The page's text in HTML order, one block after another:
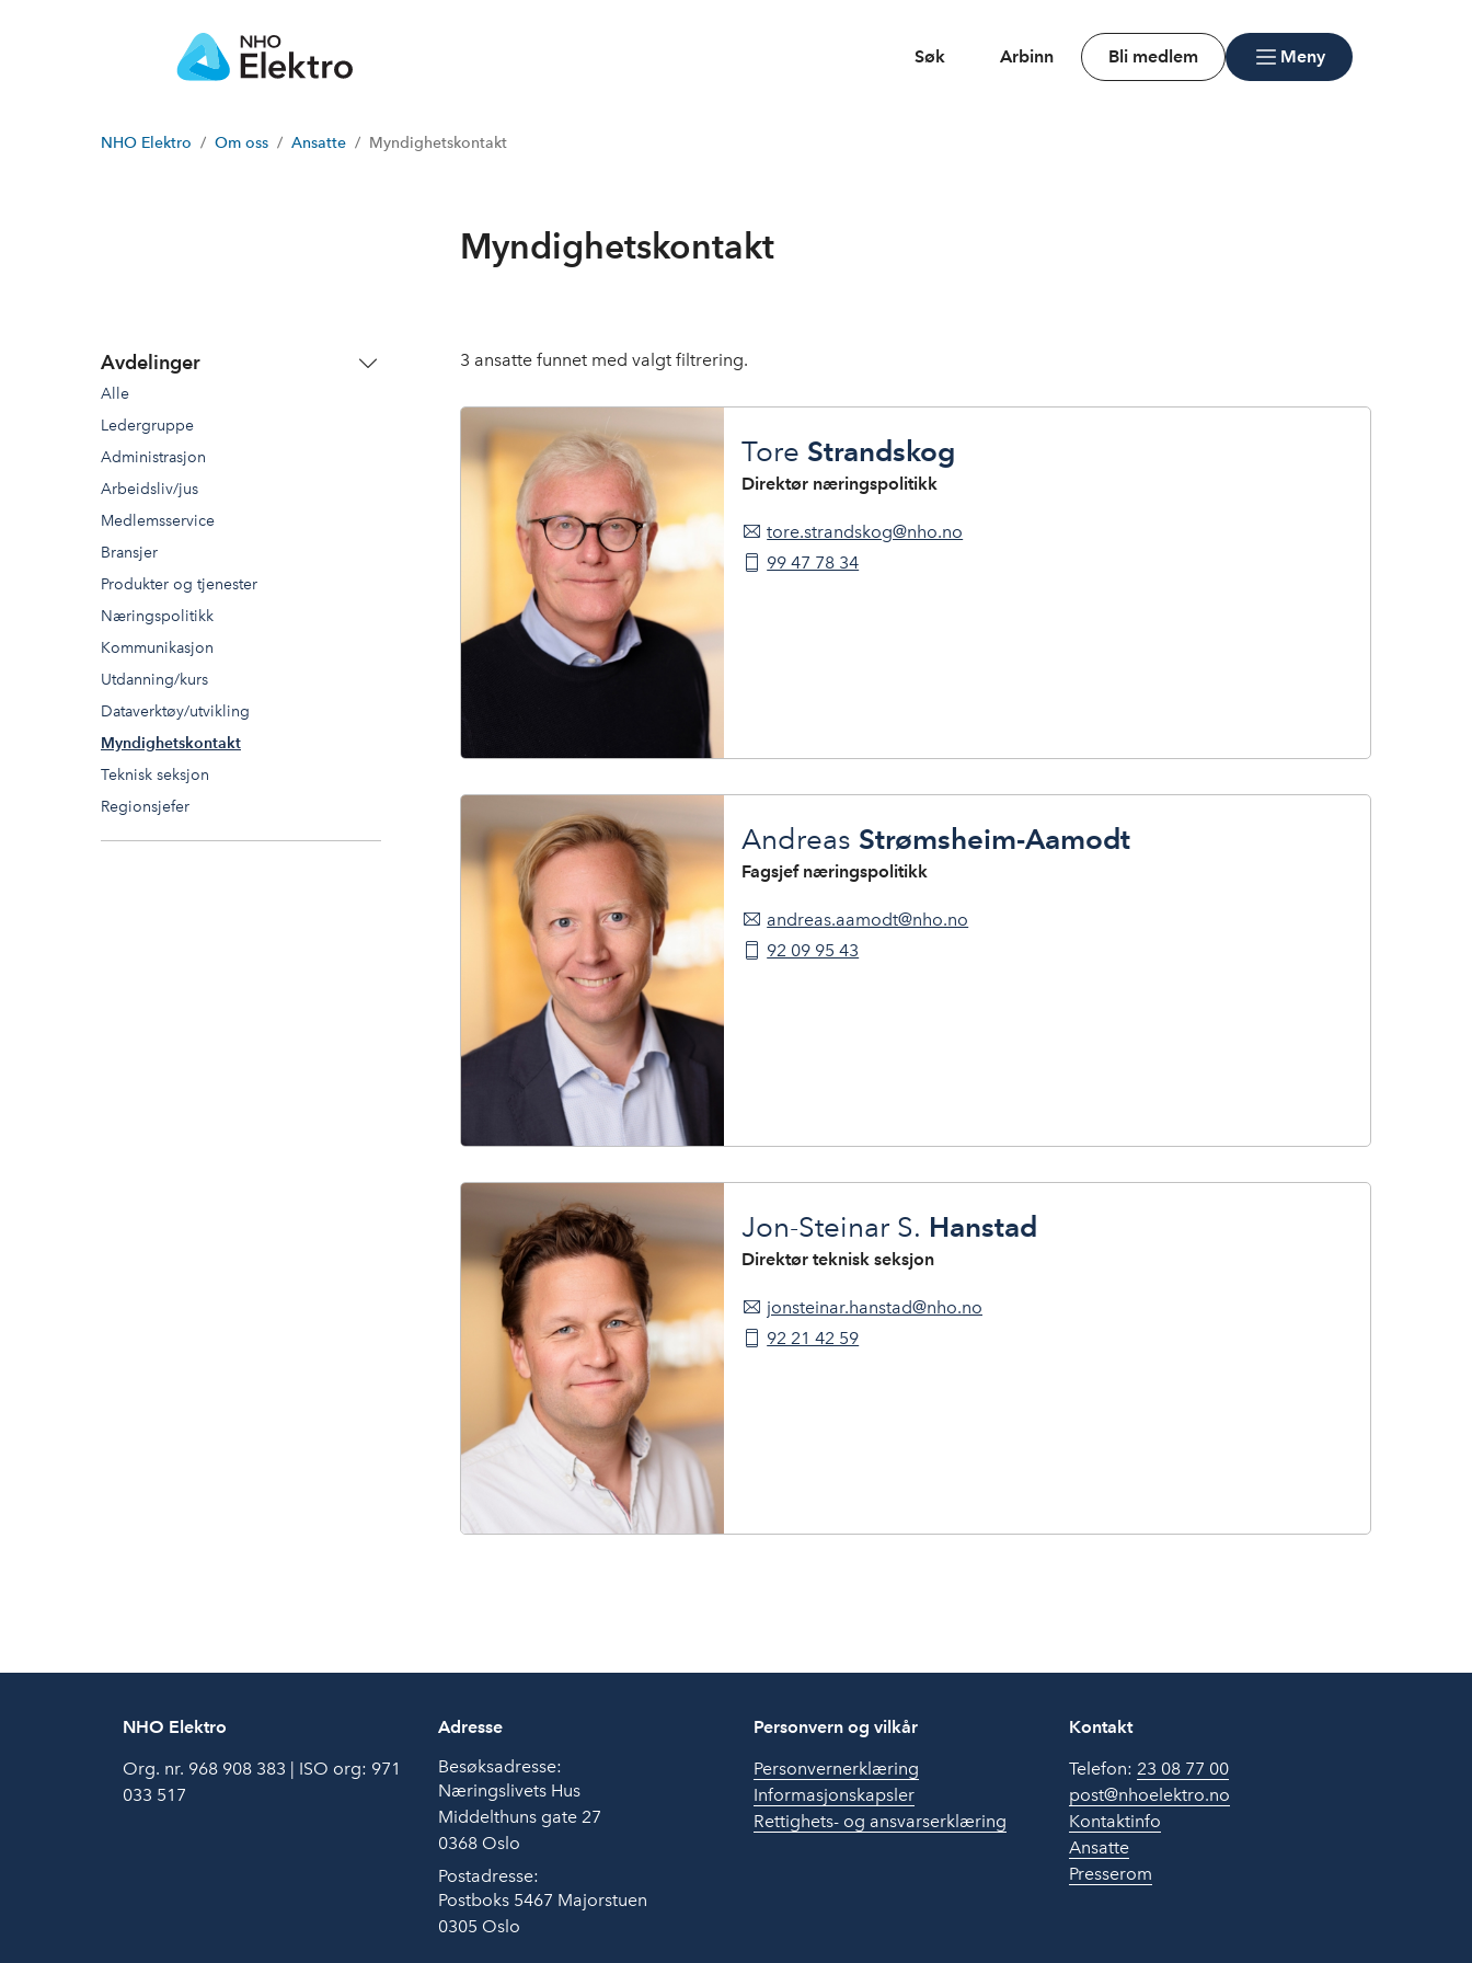
Søk Arbinn Bli medlem Meny
NHO Elektro Om oss Ansatte Myndighetskontakt
Myndighetskontakt
Avdelinger
Alle
Ledergruppe
Administrasjon
Arbeidsliv/jus
Medlemsservice
Bransjer
Produkter og tjenester
Næringspolitikk
Kommunikasjon
Utdanning/kurs
Dataverktøy/utvikling
Myndighetskontakt
Teknisk seksjon
Regionsjefer
3 ansatte funnet med valgt filtrering.
Tore Strandskog
Direktør næringspolitikk
tore.strandskog@nho.no
99 47 78 34
Andreas Strømsheim-Aamodt
Fagsjef næringspolitikk
andreas.aamodt@nho.no
92 09 95 43
Jon-Steinar S. Hanstad
Direktør teknisk seksjon
jonsteinar.hanstad@nho.no
92 21 42 59
NHO Elektro
Org. nr. 968 908 383 | ISO org: 971
033 517
Adresse
Besøksadresse:
Næringslivets Hus
Middelthuns gate 27
0368 Oslo
Postadresse:
Postboks 5467 Majorstuen
0305 Oslo
Personvern og vilkår
Personvernerklæring
Informasjonskapsler
Rettighets- og ansvarserklæring
Kontakt
Telefon: 23 08 77 00
post@nhoelektro.no
Kontaktinfo
Ansatte
Presserom